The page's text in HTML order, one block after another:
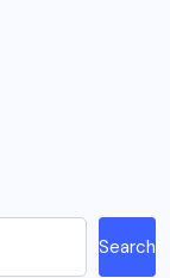
Search